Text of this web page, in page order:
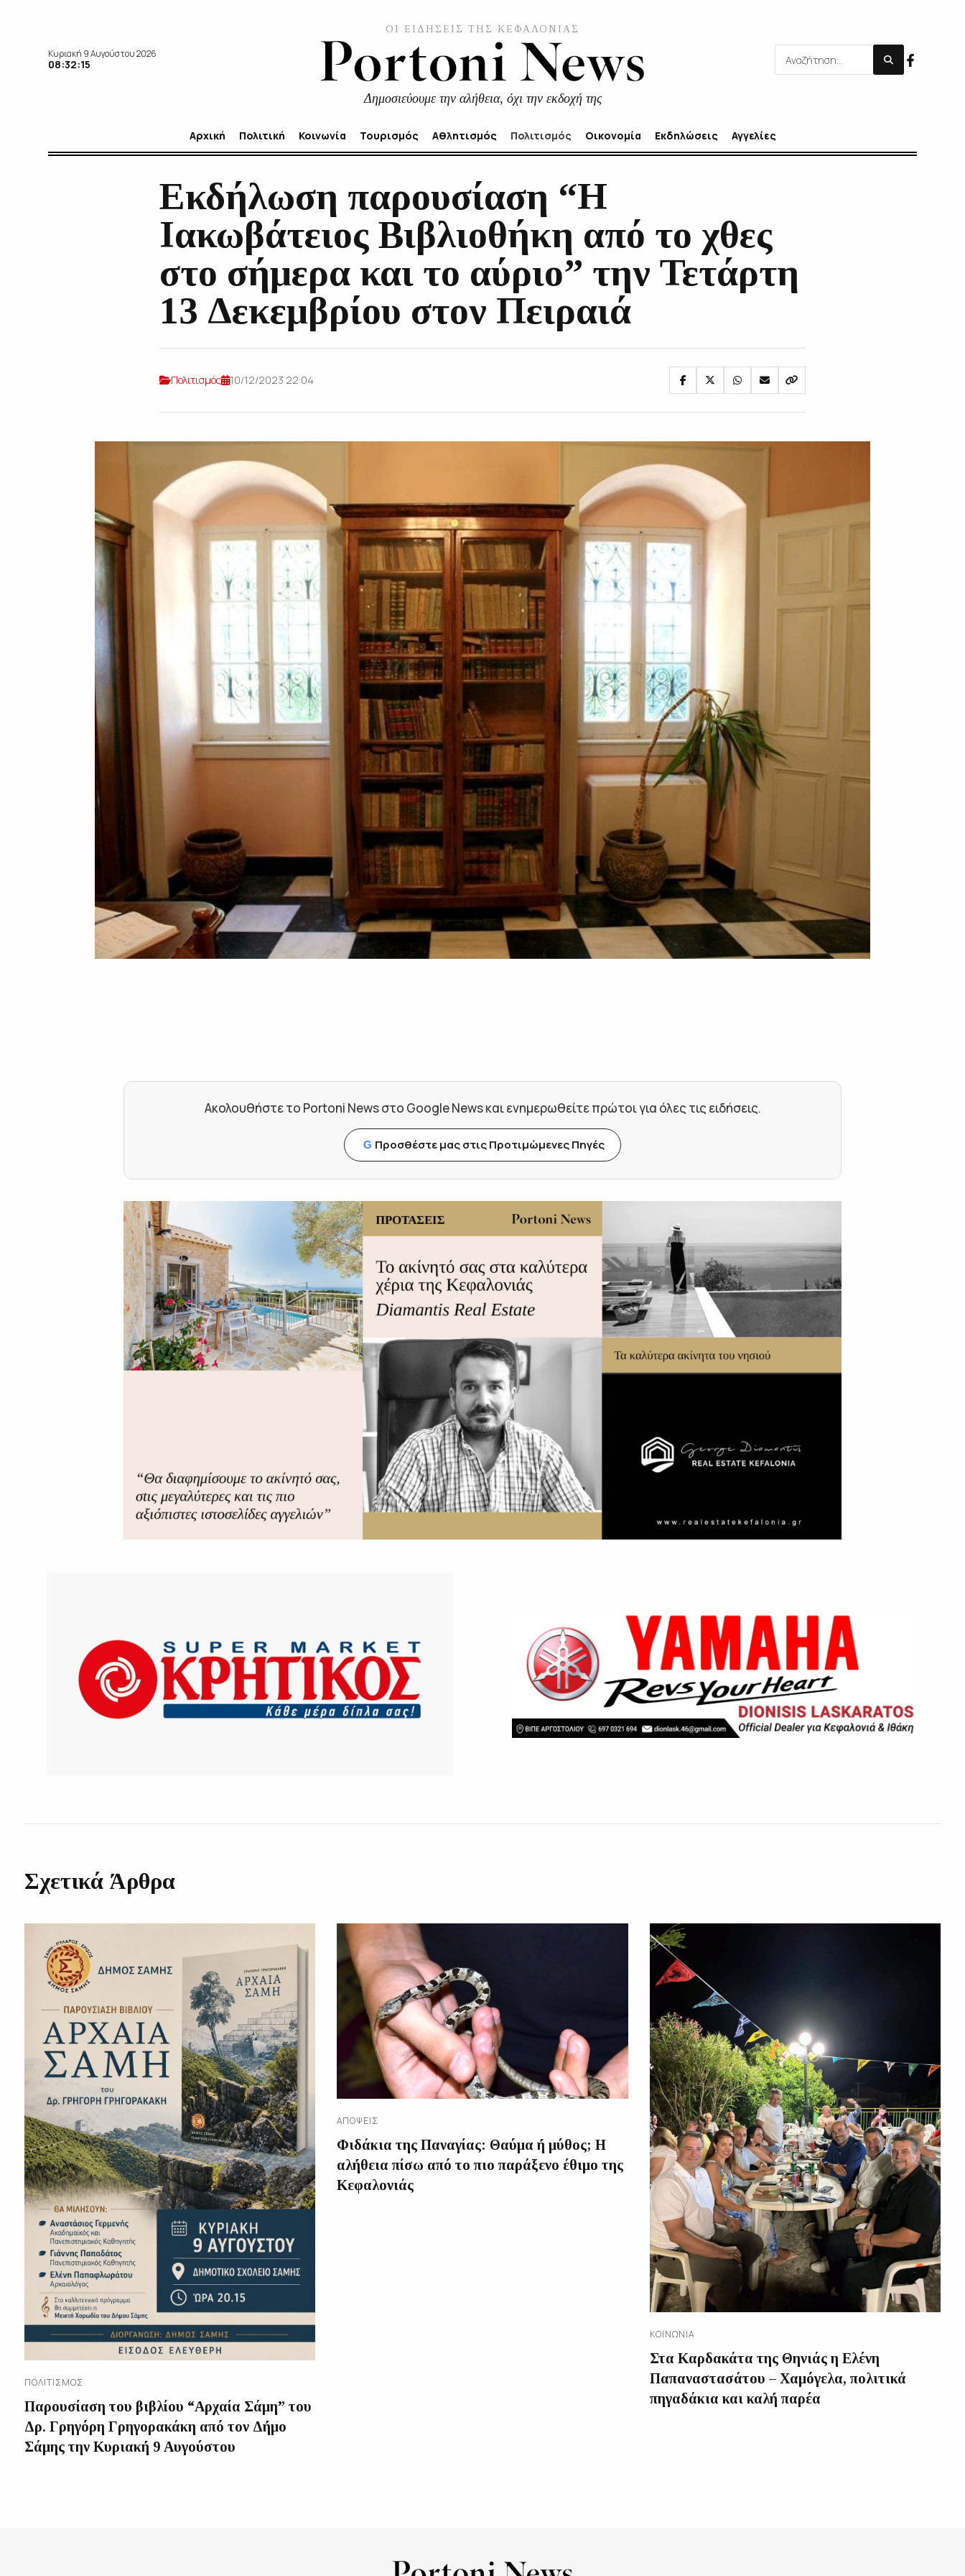
Κυριακή 9 Αυγούστου 2026
08:32:17
ΟΙ ΕΙΔΗΣΕΙΣ ΤΗΣ ΚΕΦΑΛΟΝΙΑΣ
Δημοσιεύουμε την αλήθεια, όχι την εκδοχή της
Αρχική Πολιτική Κοινωνία Τουρισμός Αθλητισμός Πολιτισμός Οικονομία Εκδηλώσεις Αγγελίες
Εκδήλωση παρουσίαση “Η
Ιακωβάτειος Βιβλιοθήκη από το χθες
στο σήμερα και το αύριο” την Τετάρτη
13 Δεκεμβρίου στον Πειραιά
Πολιτισμός 10/12/2023 22:04
Ακολουθήστε το Portoni News στο Google News και ενημερωθείτε πρώτοι για όλες τις ειδήσεις.
G Προσθέστε μας στις Προτιμώμενες Πηγές
Σχετικά Άρθρα
ΠΟΛΙΤΙΣΜΌΣ
Παρουσίαση του βιβλίου “Αρχαία Σάμη” του
Δρ. Γρηγόρη Γρηγορακάκη από τον Δήμο
Σάμης την Κυριακή 9 Αυγούστου
ΑΠΌΨΕΙΣ
Φιδάκια της Παναγίας: Θαύμα ή μύθος; Η
αλήθεια πίσω από το πιο παράξενο έθιμο της
Κεφαλονιάς
ΚΟΙΝΩΝΊΑ
Στα Καρδακάτα της Θηνιάς η Ελένη
Παπαναστασάτου – Χαμόγελα, πολιτικά
πηγαδάκια και καλή παρέα